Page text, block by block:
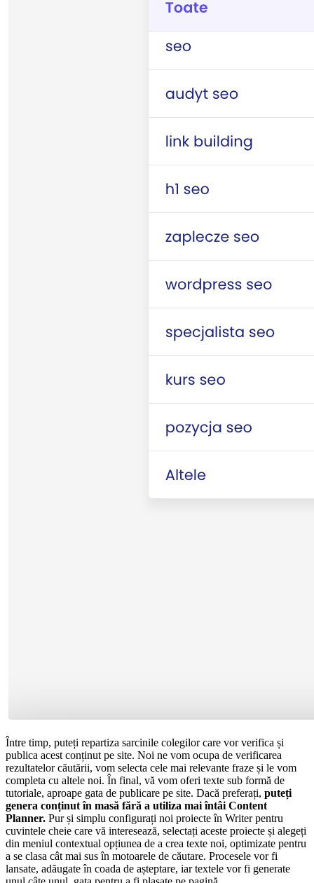
Între timp, puteți repartiza sarcinile colegilor care vor verifica și
publica acest conținut pe site. Noi ne vom ocupa de verificarea
rezultatelor căutării, vom selecta cele mai relevante fraze și le vom
completa cu altele noi. În final, vă vom oferi texte sub formă de
tutoriale, aproape gata de publicare pe site. Dacă preferați, puteți
genera conținut în masă fără a utiliza mai întâi Content
Planner. Pur și simplu configurați noi proiecte în Writer pentru
cuvintele cheie care vă interesează, selectați aceste proiecte și alegeți
din meniul contextual opțiunea de a crea texte noi, optimizate pentru
a se clasa cât mai sus în motoarele de căutare. Procesele vor fi
lansate, adăugate în coada de așteptare, iar textele vor fi generate